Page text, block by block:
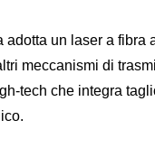
un laser a fibra
meccanismi di
tech che integra